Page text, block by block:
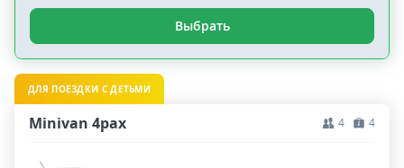
Выбрать
ДЛЯ ПОЕЗДКИ С ДЕТЬМИ
Minivan 4pax 4 4